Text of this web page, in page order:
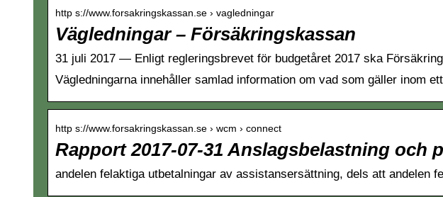
http s://www.forsakringskassan.se › vagledningar
Vägledningar – Försäkringskassan
31 juli 2017 — Enligt regleringsbrevet för budgetåret 2017 ska
Vägledningarna innehåller samlad information om vad som gäller inom
http s://www.forsakringskassan.se › wcm › connect
Rapport 2017-07-31 Anslagsbelastning och
andelen felaktiga utbetalningar av assistansersättning, dels att